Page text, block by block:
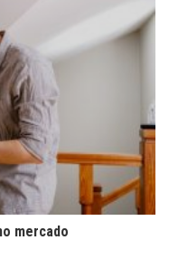
mercado